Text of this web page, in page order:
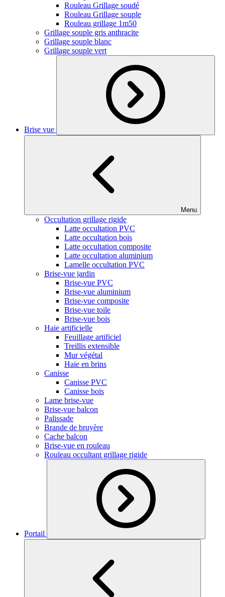
Rouleau Grillage soudé
Rouleau Grillage souple
Rouleau grillage 1m50
Grillage souple gris anthracite
Grillage souple blanc
Grillage souple vert
Brise vue
Menu
Occultation grillage rigide
Latte occultation PVC
Latte occultation bois
Latte occultation composite
Latte occultation aluminium
Lamelle occultation PVC
Brise-vue jardin
Brise-vue PVC
Brise-vue aluminium
Brise-vue composite
Brise-vue toile
Brise-vue bois
Haie artificielle
Feuillage artificiel
Treillis extensible
Mur végétal
Haie en brins
Canisse
Canisse PVC
Canisse bois
Lame brise-vue
Brise-vue balcon
Palissade
Brande de bruyère
Cache balcon
Brise-vue en rouleau
Rouleau occultant grillage rigide
Portail